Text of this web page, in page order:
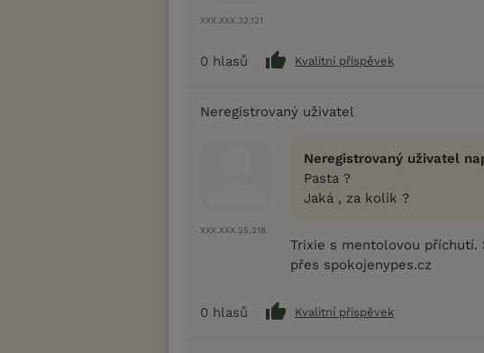
XXX.XXX.32.121
0 hlasů Kvalitní příspěvek
Neregistrovaný uživatel
XXX.XXX.25.218
Neregistrovaný uživatel
Pasta ?
Jaká , za kolik ?
Trixie s mentolovou příchutí.
přes spokojenypes.cz
0 hlasů Kvalitní příspěvek